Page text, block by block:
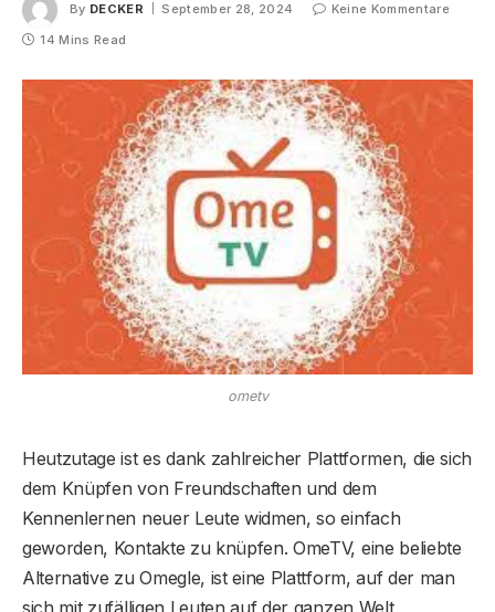
By DECKER September 28, 2024
Keine Kommentare
14 Mins Read
ometv
Heutzutage ist es dank zahlreicher Plattformen, die sich
dem Knüpfen von Freundschaften und dem
Kennenlernen neuer Leute widmen, so einfach
geworden, Kontakte zu knüpfen. OmeTV, eine beliebte
Alternative zu Omegle, ist eine Plattform, auf der man